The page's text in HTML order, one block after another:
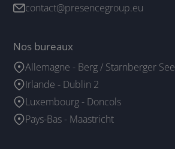
contact@presencegroup.eu
Nos bureaux
Allemagne - Berg / Starnberger See
Irlande - Dublin 2
Luxembourg - Doncols
Pays-Bas - Maastricht